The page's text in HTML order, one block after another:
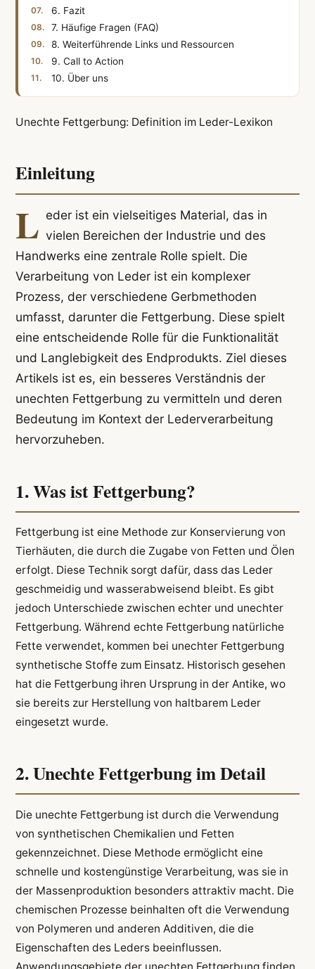
6. Fazit
7. Häufige Fragen (FAQ)
8. Weiterführende Links und Ressourcen
9. Call to Action
10. Über uns
Unechte Fettgerbung: Definition im Leder-Lexikon
Einleitung
L eder ist ein vielseitiges Material, das in
vielen Bereichen der Industrie und des
Handwerks eine zentrale Rolle spielt. Die
Verarbeitung von Leder ist ein komplexer
Prozess, der verschiedene Gerbmethoden
umfasst, darunter die Fettgerbung. Diese spielt
eine entscheidende Rolle für die Funktionalität
und Langlebigkeit des Endprodukts. Ziel dieses
Artikels ist es, ein besseres Verständnis der
unechten Fettgerbung zu vermitteln und deren
Bedeutung im Kontext der Lederverarbeitung
hervorzuheben.
1. Was ist Fettgerbung?
Fettgerbung ist eine Methode zur Konservierung von
Tierhäuten, die durch die Zugabe von Fetten und Ölen
erfolgt. Diese Technik sorgt dafür, dass das Leder
geschmeidig und wasserabweisend bleibt. Es gibt
jedoch Unterschiede zwischen echter und unechter
Fettgerbung. Während echte Fettgerbung natürliche
Fette verwendet, kommen bei unechter Fettgerbung
synthetische Stoffe zum Einsatz. Historisch gesehen
hat die Fettgerbung ihren Ursprung in der Antike, wo
sie bereits zur Herstellung von haltbarem Leder
eingesetzt wurde.
2. Unechte Fettgerbung im Detail
Die unechte Fettgerbung ist durch die Verwendung
von synthetischen Chemikalien und Fetten
gekennzeichnet. Diese Methode ermöglicht eine
schnelle und kostengünstige Verarbeitung, was sie in
der Massenproduktion besonders attraktiv macht. Die
chemischen Prozesse beinhalten oft die Verwendung
von Polymeren und anderen Additiven, die die
Eigenschaften des Leders beeinflussen.